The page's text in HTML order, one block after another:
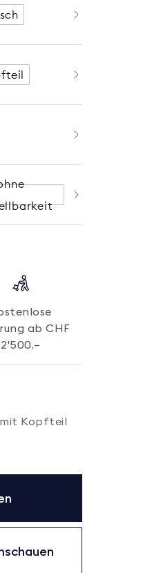
ab CHF
2'500.–
mit Kopfteil